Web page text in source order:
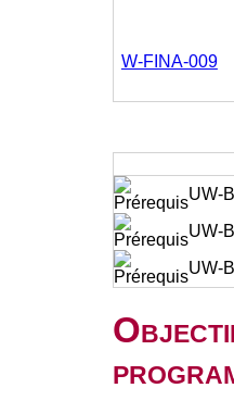
W-FINA-009
UW-
UW-
UW-